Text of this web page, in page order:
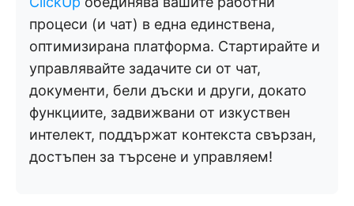
процеси (и чат) в една единствена,
оптимизирана платформа. Стартирайте и
управлявайте задачите си от чат,
документи, бели дъски и други, докато
функциите, задвижвани от изкуствен
интелект, поддържат контекста свързан,
достъпен за търсене и управляем!